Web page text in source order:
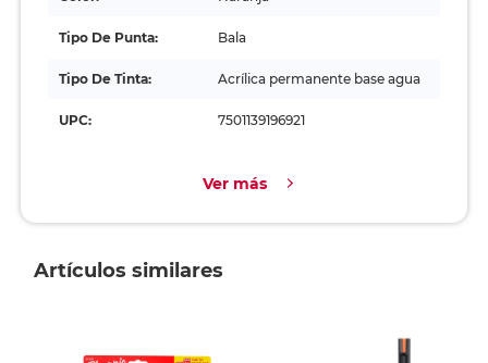
Tipo De Punta: Bala
Tipo De Tinta: Acrílica permanente base agua
UPC: 7501139196921
Ver más
Artículos similares